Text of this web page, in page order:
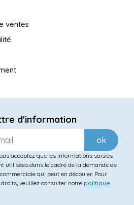
ventes
d'information
ok
acceptez que les informations saisies
utilisées dans le cadre de la demande de
qui peut en découler. Pour
veuillez consulter notre politique